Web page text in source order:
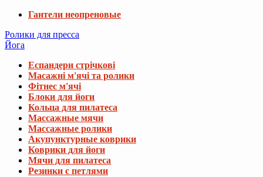
Гантели неопреновые
Ролики для пресса
Йога
Еспандери стрічкові
Масажні м'ячі та ролики
Фітнес м'ячі
Блоки для йоги
Кольца для пилатеса
Массажные мячи
Массажные ролики
Акупунктурные коврики
Коврики для йоги
Мячи для пилатеса
Резинки с петлями